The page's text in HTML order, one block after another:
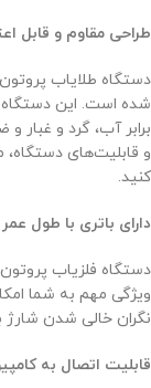
طراحی مقاوم و قابل
شده است. این دستگاه
برابر آب، گرد و غبار
کنید.
دارای باتری با طول عمر
ویژگی مهم به شما
نگران خالی شدن
قابلیت اتصال به